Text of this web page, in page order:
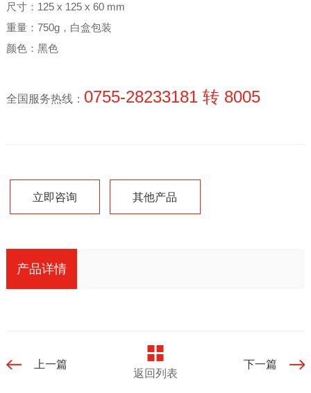
尺寸：125 x 125 x 60 mm
重量：750g，白盒包装
颜色：黑色
全国服务热线： 0755-28233181 转 8005
立即咨询 其他产品
产品详情
上一篇
返回列表
下一篇